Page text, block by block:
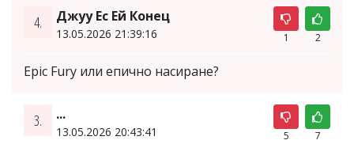
4. Джуу Ес Ей Конец
13.05.2026 21:39:16 1 2
Epic Fury или епично насиране?
3. ...
13.05.2026 20:43:41 5 7